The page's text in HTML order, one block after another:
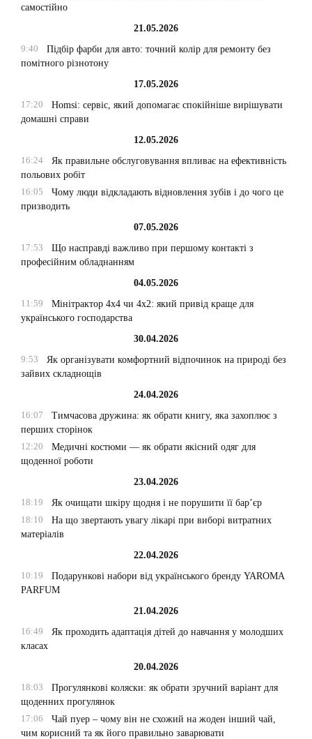
самостійно
21.05.2026
9:40
Підбір фарби для авто: точний колір для ремонту без
помітного різнотону
17.05.2026
17:20
Homsi: сервіс, який допомагає спокійніше вирішувати
домашні справи
12.05.2026
16:24
Як правильне обслуговування впливає на ефективність
польових робіт
16:05
Чому люди відкладають відновлення зубів і до чого це
призводить
07.05.2026
17:53
Що насправді важливо при першому контакті з
професійним обладнанням
04.05.2026
11:59
Мінітрактор 4х4 чи 4х2: який привід краще для
українського господарства
30.04.2026
9:53
Як організувати комфортний відпочинок на природі без
зайвих складнощів
24.04.2026
16:07
Тимчасова дружина: як обрати книгу, яка захоплює з
перших сторінок
12:20
Медичні костюми — як обрати якісний одяг для
щоденної роботи
23.04.2026
18:19
Як очищати шкіру щодня і не порушити її бар’єр
18:10
На що звертають увагу лікарі при виборі витратних
матеріалів
22.04.2026
10:19
Подарункові набори від українського бренду YAROMA
PARFUM
21.04.2026
16:49
Як проходить адаптація дітей до навчання у молодших
класах
20.04.2026
18:03
Прогулянкові коляски: як обрати зручний варіант для
щоденних прогулянок
17:06
Чай пуер – чому він не схожий на жоден інший чай,
чим корисний та як його правильно заварювати